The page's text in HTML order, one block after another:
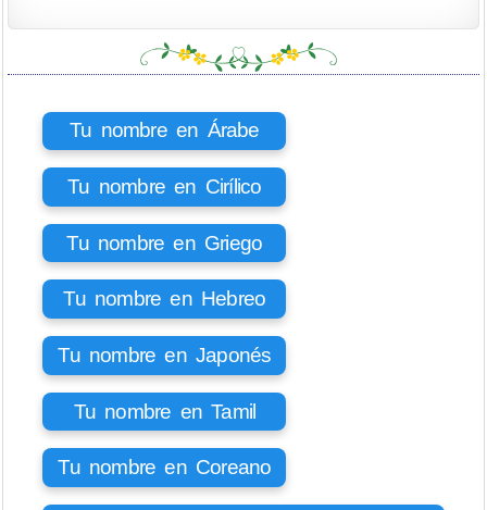
Tu nombre en Árabe
Tu nombre en Cirílico
Tu nombre en Griego
Tu nombre en Hebreo
Tu nombre en Japonés
Tu nombre en Tamil
Tu nombre en Coreano